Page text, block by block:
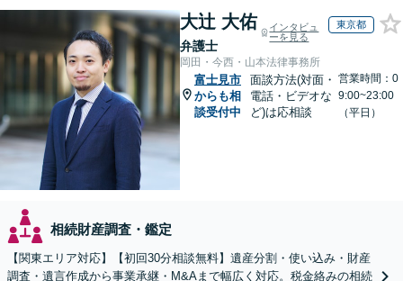
大辻 大佑
弁護士
インタビュ
ーを見る
東京都
岡田・今西・山本法律事務所
富士見市
からも相
談受付中
面談方法(対面・
電話・ビデオな
ど)は応相談
営業時間：0
9:00~23:00
（平日）
相続財産調査・鑑定
【関東エリア対応】【初回30分相談無料】遺産分割・使い込み・財産
調査・遺言作成から事業承継・M&Aまで幅広く対応。税金絡みの相続